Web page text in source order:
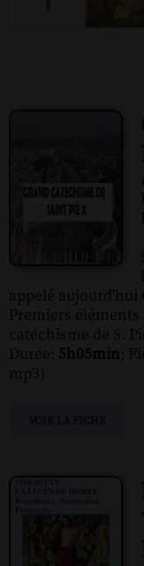
appelé aujourd'hui
Premiers
catéchisme de S.
Durée: 5h05min;
mp3)